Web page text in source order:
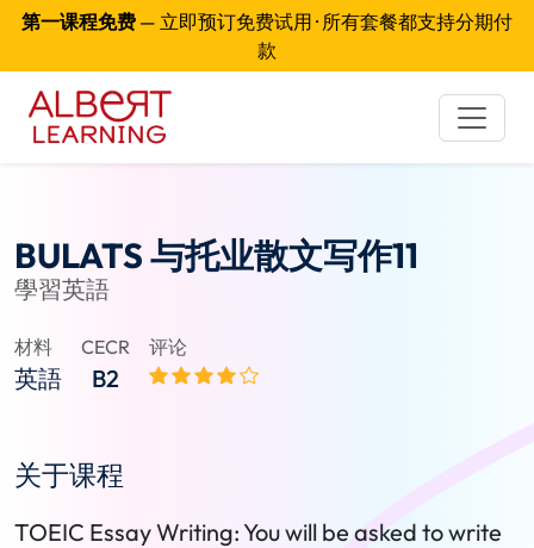
第一课程免费 — 立即预订免费试用 · 所有套餐都支持分期付
款
BULATS 与托业散文写作11
學習英語
材料
英語
CECR
B2
评论
关于课程
TOEIC Essay Writing: You will be asked to write